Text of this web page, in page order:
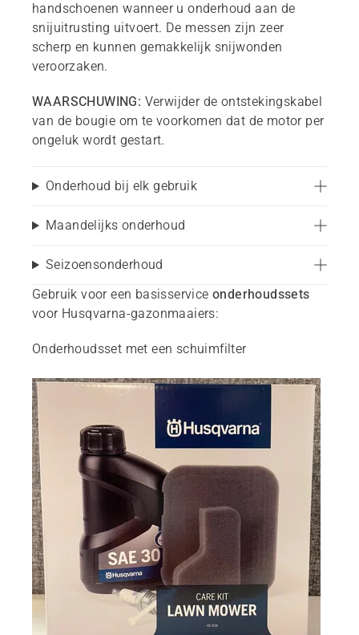
handschoenen wanneer u onderhoud aan de
snijuitrusting uitvoert. De messen zijn zeer
scherp en kunnen gemakkelijk snijwonden
veroorzaken.
WAARSCHUWING: Verwijder de ontstekingskabel
van de bougie om te voorkomen dat de motor per
ongeluk wordt gestart.
Onderhoud bij elk gebruik
Maandelijks onderhoud
Seizoensonderhoud
Gebruik voor een basisservice onderhoudssets
voor Husqvarna-gazonmaaiers:
Onderhoudsset met een schuimfilter